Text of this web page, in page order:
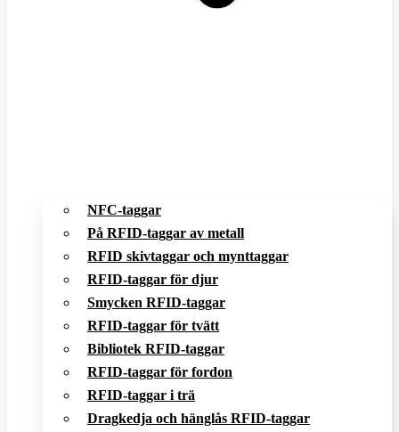
NFC-taggar
På RFID-taggar av metall
RFID skivtaggar och mynttaggar
RFID-taggar för djur
Smycken RFID-taggar
RFID-taggar för tvätt
Bibliotek RFID-taggar
RFID-taggar för fordon
RFID-taggar i trä
Dragkedja och hänglås RFID-taggar